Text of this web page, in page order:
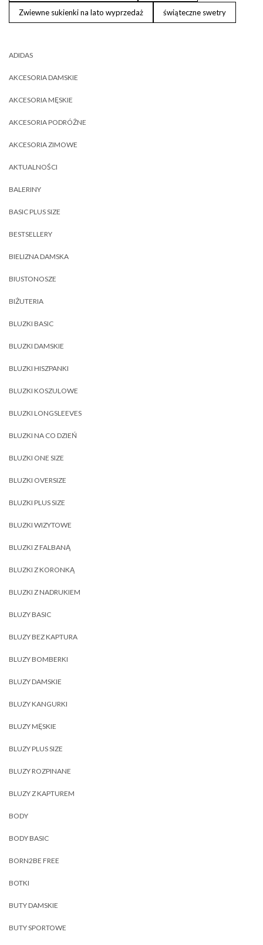
Zwiewne sukienki na lato wyprzedaż świąteczne swetry
ADIDAS
AKCESORIA DAMSKIE
AKCESORIA MĘSKIE
AKCESORIA PODRÓŻNE
AKCESORIA ZIMOWE
AKTUALNOŚCI
BALERINY
BASIC PLUS SIZE
BESTSELLERY
BIELIZNA DAMSKA
BIUSTONOSZE
BIŻUTERIA
BLUZKI BASIC
BLUZKI DAMSKIE
BLUZKI HISZPANKI
BLUZKI KOSZULOWE
BLUZKI LONGSLEEVES
BLUZKI NA CO DZIEŃ
BLUZKI ONE SIZE
BLUZKI OVERSIZE
BLUZKI PLUS SIZE
BLUZKI WIZYTOWE
BLUZKI Z FALBANĄ
BLUZKI Z KORONKĄ
BLUZKI Z NADRUKIEM
BLUZY BASIC
BLUZY BEZ KAPTURA
BLUZY BOMBERKI
BLUZY DAMSKIE
BLUZY KANGURKI
BLUZY MĘSKIE
BLUZY PLUS SIZE
BLUZY ROZPINANE
BLUZY Z KAPTUREM
BODY
BODY BASIC
BORN2BE FREE
BOTKI
BUTY DAMSKIE
BUTY SPORTOWE